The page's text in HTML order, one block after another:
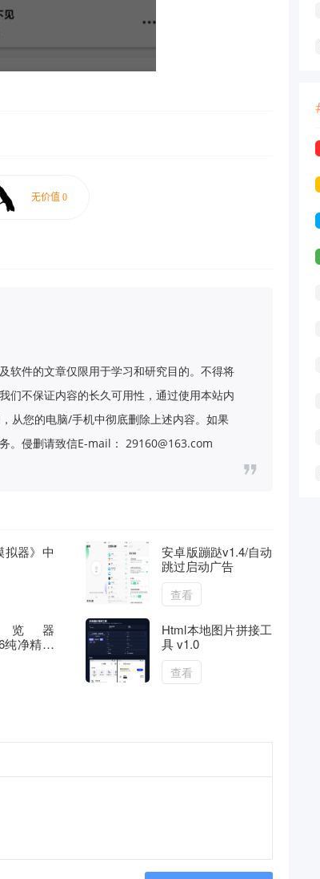
软件的文章仅限用于学习和研究目的。不得将
们不保证内容的长久可用性，通过使用本站内
从您的电脑/手机中彻底删除上述内容。如果
。侵删请致信E-mail： 29160@163.com
拟器》中
安卓版蹦跶v1.4/自动
跳过启动广告
查看
览器
纯净精简
Html本地图片拼接工
具 v1.0
查看